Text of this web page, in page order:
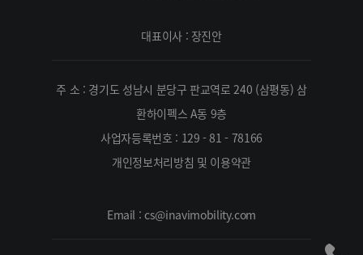
대표이사 : 장진안
주 소 : 경기도 성남시 분당구 판교역로 240 (삼평동) 삼
환하이펙스 A동 9층
사업자등록번호 : 129 - 81 - 78166
개인정보처리방침 및 이용약관
Email : cs@inavimobility.com